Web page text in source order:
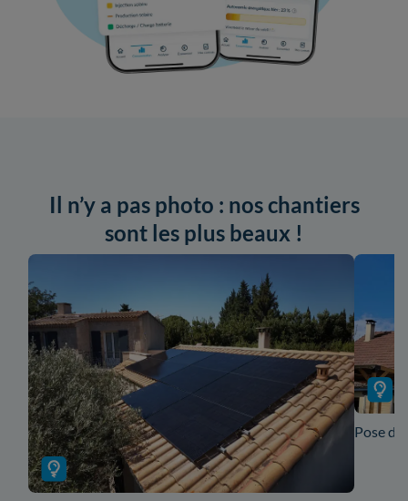
Il n’y a pas photo : nos chantiers
sont les plus beaux !
Pose